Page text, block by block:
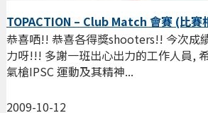
TOPACTION – Club Match 會賽 (比賽
2009-10-12
恭喜哂!! 恭喜各得獎shooters!! 今次成
力呀!!! 多謝一班出心出力的工作人員,
氣槍IPSC 運動及其精神...